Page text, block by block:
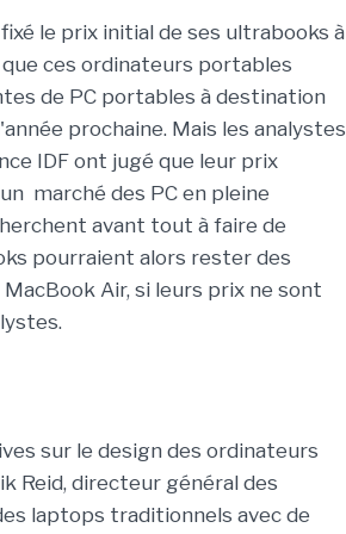
le prix initial de ses ultrabooks à
ces ordinateurs portables
de PC portables à destination
prochaine. Mais les analystes
IDF ont jugé que leur prix
marché des PC en pleine
avant tout à faire de
pourraient alors rester des
Air, si leurs prix ne sont
sur le design des ordinateurs
Reid, directeur général des
laptops traditionnels avec de